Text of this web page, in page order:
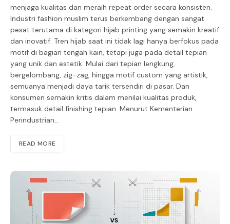
menjaga kualitas dan meraih repeat order secara konsisten.
Industri fashion muslim terus berkembang dengan sangat
pesat terutama di kategori hijab printing yang semakin kreatif
dan inovatif. Tren hijab saat ini tidak lagi hanya berfokus pada
motif di bagian tengah kain, tetapi juga pada detail tepian
yang unik dan estetik. Mulai dari tepian lengkung,
bergelombang, zig-zag, hingga motif custom yang artistik,
semuanya menjadi daya tarik tersendiri di pasar. Dan
konsumen semakin kritis dalam menilai kualitas produk,
termasuk detail finishing tepian. Menurut Kementerian
Perindustrian…
READ MORE